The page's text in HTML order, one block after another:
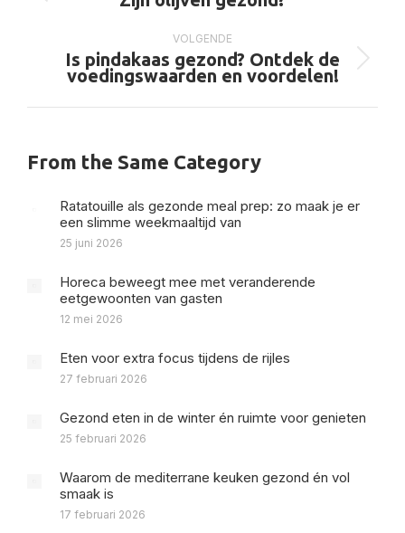
bericht
VOLGENDE
Volgend
bericht
Is pindakaas gezond? Ontdek de
voedingswaarden en voordelen!
From the Same Category
Ratatouille als gezonde meal prep: zo maak je er
een slimme weekmaaltijd van
25 juni 2026
Horeca beweegt mee met veranderende
eetgewoonten van gasten
12 mei 2026
Eten voor extra focus tijdens de rijles
27 februari 2026
Gezond eten in de winter én ruimte voor genieten
25 februari 2026
Waarom de mediterrane keuken gezond én vol
smaak is
17 februari 2026